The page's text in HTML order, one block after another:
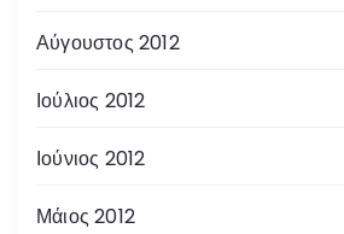
Αύγουστος 2012
Ιούλιος 2012
Ιούνιος 2012
Μάιος 2012